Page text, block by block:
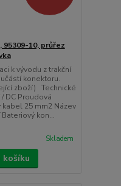
95309-10, průřez
k vývodu z trakční
konektoru.
zboží) Technické
DC Proudová
25 mm2 Název
kon...
Skladem
košíku